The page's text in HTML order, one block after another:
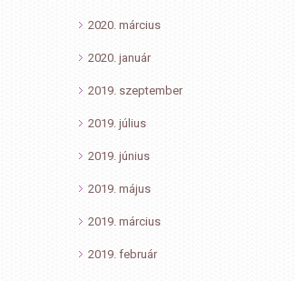
2020. március
2020. január
2019. szeptember
2019. július
2019. június
2019. május
2019. március
2019. február